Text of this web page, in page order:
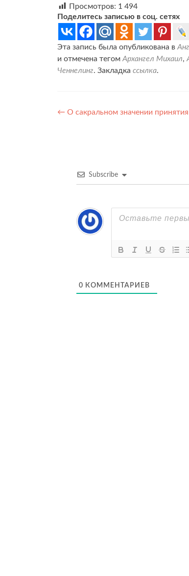
Просмотров: 1 494
Поделитесь записью в соц. сетях
Эта запись была опубликована в
и отмечена тегом Архангел Михаил,
Ченнелинг. Закладка ссылка.
Навигация
← О сакральном значении
Subscribe
0 КОММЕНТАРИЕВ